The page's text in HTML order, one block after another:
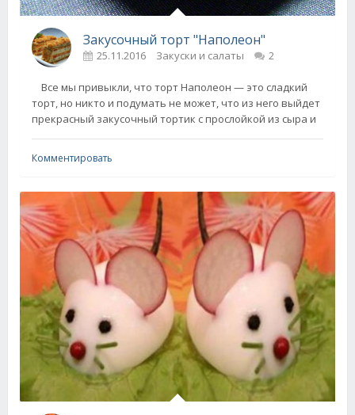
Закусочный торт "Наполеон"
25.11.2016 Закуски и салаты 2
Все мы привыкли, что торт Наполеон — это сладкий
торт, но никто и подумать не может, что из него выйдет
прекрасный закусочный тортик с прослойкой из сыра и
Комментировать